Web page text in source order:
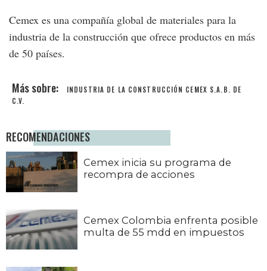
Cemex es una compañía global de materiales para la
industria de la construcción que ofrece productos en más
de 50 países.
INDUSTRIA DE LA CONSTRUCCIÓN CEMEX S.A.B. DE
C.V.
RECOMENDACIONES
Cemex inicia su programa de
recompra de acciones
Cemex Colombia enfrenta posible
multa de 55 mdd en impuestos